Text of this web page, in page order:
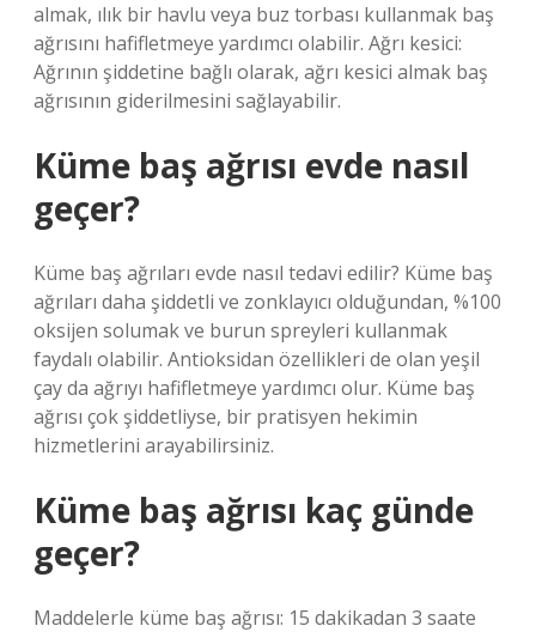
almak, ılık bir havlu veya buz torbası kullanmak baş
ağrısını hafifletmeye yardımcı olabilir. Ağrı kesici:
Ağrının şiddetine bağlı olarak, ağrı kesici almak baş
ağrısının giderilmesini sağlayabilir.
Küme baş ağrısı evde nasıl
geçer?
Küme baş ağrıları evde nasıl tedavi edilir? Küme baş
ağrıları daha şiddetli ve zonklayıcı olduğundan, %100
oksijen solumak ve burun spreyleri kullanmak
faydalı olabilir. Antioksidan özellikleri de olan yeşil
çay da ağrıyı hafifletmeye yardımcı olur. Küme baş
ağrısı çok şiddetliyse, bir pratisyen hekimin
hizmetlerini arayabilirsiniz.
Küme baş ağrısı kaç günde
geçer?
Maddelerle küme baş ağrısı: 15 dakikadan 3 saate